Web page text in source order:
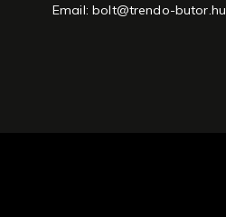
Email:bolt@trendo-butor.hu